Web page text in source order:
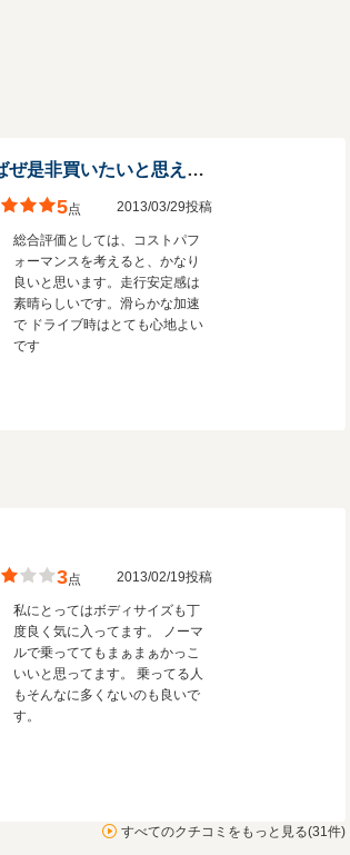
お金があればぜ是非買いたいと思える車
5点 2013/03/29投稿
総合評価としては、コストパフ
ォーマンスを考えると、かなり
良いと思います。走行安定感は
素晴らしいです。滑らかな加速
で ドライブ時はとても心地よい
です
3点 2013/02/19投稿
私にとってはボディサイズも丁
度良く気に入ってます。 ノーマ
ルで乗っててもまぁまぁかっこ
いいと思ってます。 乗ってる人
もそんなに多くないのも良いで
す。
すべてのクチコミをもっと見る(31件)